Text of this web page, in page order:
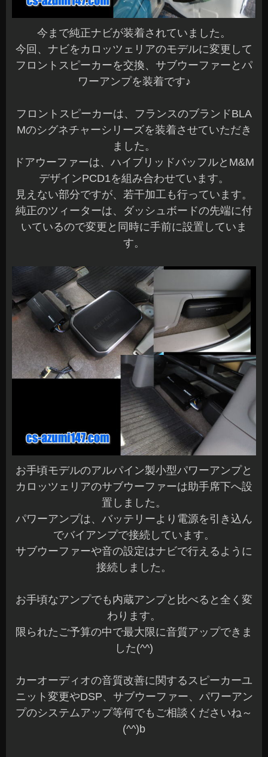
今まで純正ナビが装着されていました。
今回、ナビをカロッツェリアのモデルに変更して
フロントスピーカーを交換、サブウーファーとパ
ワーアンプを装着です♪
フロントスピーカーは、フランスのブランドBLA
Mのシグネチャーシリーズを装着させていただき
ました。
ドアウーファーは、ハイブリッドバッフルとM&M
デザインPCD1を組み合わせています。
見えない部分ですが、若干加工も行っています。
純正のツィーターは、ダッシュボードの先端に付
いているので変更と同時に手前に設置していま
す。
お手頃モデルのアルパイン製小型パワーアンプと
カロッツェリアのサブウーファーは助手席下へ設
置しました。
パワーアンプは、バッテリーより電源を引き込ん
でバイアンプで接続しています。
サブウーファーや音の設定はナビで行えるように
接続しました。
お手頃なアンプでも内蔵アンプと比べると全く変
わります。
限られたご予算の中で最大限に音質アップできま
した(^^)
カーオーディオの音質改善に関するスピーカーユ
ニット変更やDSP、サブウーファー、パワーアン
プのシステムアップ等何でもご相談くださいね～
(^^)b